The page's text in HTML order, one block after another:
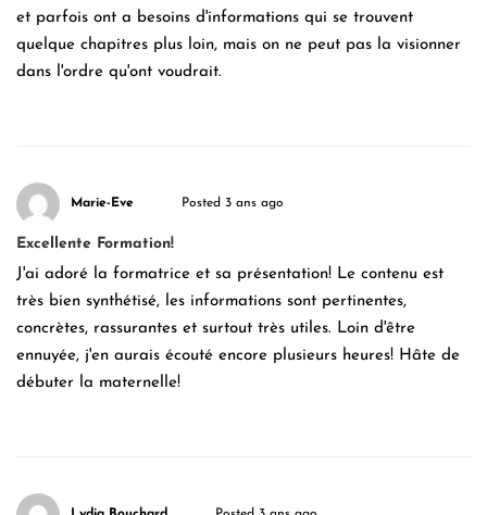
et parfois ont a besoins d'informations qui se trouvent
quelque chapitres plus loin, mais on ne peut pas la visionner
dans l'ordre qu'ont voudrait.
Marie-Eve Posted 3 ans ago
Excellente Formation!
J'ai adoré la formatrice et sa présentation! Le contenu est
très bien synthétisé, les informations sont pertinentes,
concrètes, rassurantes et surtout très utiles. Loin d'être
ennuyée, j'en aurais écouté encore plusieurs heures! Hâte de
débuter la maternelle!